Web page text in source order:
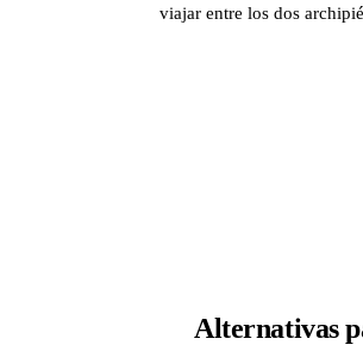
viajar entre los dos
Alternativas